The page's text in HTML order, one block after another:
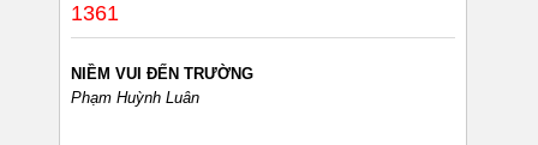
1361
NIỀM VUI ĐẾN TRƯỜNG
Phạm Huỳnh Luân